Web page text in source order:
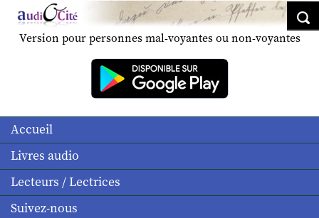
Version pour personnes mal-voyantes ou non-voyantes
Accueil
Livres audio
Lecteurs / Lectrices
Suivez-nous